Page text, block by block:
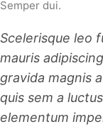
Semper dui.
Scelerisque leo
mauris
gravida magnis
quis sem a
elementum